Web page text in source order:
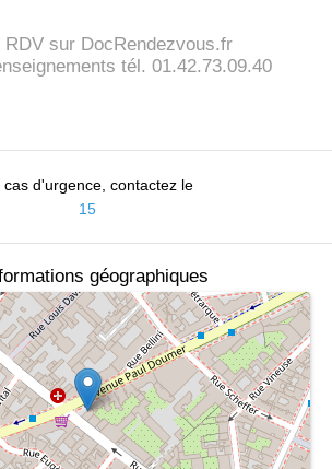
RDV sur DocRendezvous.fr
tél. 01.42.73.09.40
cas d'urgence, contactez le
15
géographiques